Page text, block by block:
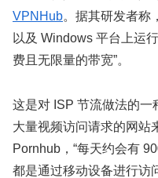
VPNHub。据其研发者称
以及 Windows 平台上运
费且无限量的带宽”。
这是对 ISP 节流做法的
大量视频访问请求的网站
Pornhub，“每天约会有
都是通过移动设备进行访